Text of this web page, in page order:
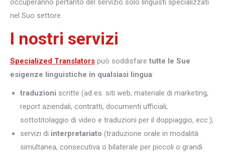
occuperanno pertanto del servizio solo linguisti specializzati
nel Suo settore.
I nostri servizi
Specialized Translators può soddisfare tutte le Sue
esigenze linguistiche in qualsiasi lingua:
traduzioni scritte (ad es. siti web, materiale di marketing,
report aziendali, contratti, documenti ufficiali,
sottotitolaggio di video e traduzioni per il doppiaggio, ecc.);
servizi di interpretariato (traduzione orale in modalità
simultanea, consecutiva o bilaterale per piccoli o grandi